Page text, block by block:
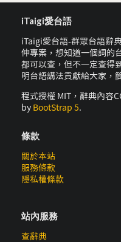
iTaigi愛台語
iTaigi愛台語-群眾台語辭
伸專案，想知道一個詞的
都可以查，但不一定查得
明台語講法貢獻給大家，
程式授權 MIT，辭典內容
by BootStrap 5.
條款
關於本站
服務條款
隱私權條款
站內服務
查辭典